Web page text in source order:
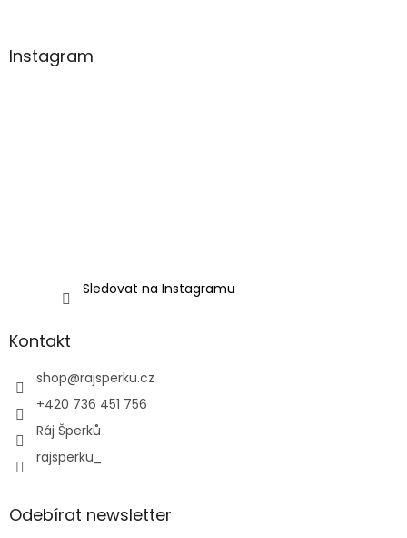
Instagram
Sledovat na Instagramu
Kontakt
shop@rajsperku.cz
+420 736 451 756
Ráj Šperků
rajsperku_
Odebírat newsletter